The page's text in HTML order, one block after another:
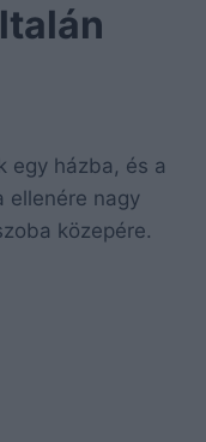
egy házba, és a
ellenére nagy
közepére.